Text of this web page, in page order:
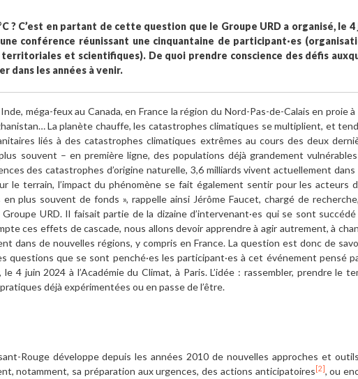
? C’est en partant de cette question que le Groupe URD a organisé, le 4
conférence réunissant une cinquantaine de participant·es
et scientifiques). De quoi prendre conscience des défis
dans les années à venir.
méga-feux au Canada, en France la région du Nord-Pas-de-Calais en proie à
La planète chauffe, les catastrophes climatiques se multiplient, et
liés à des catastrophes climatiques extrêmes au cours des deux
souvent – en première ligne, des populations déjà grandement
des catastrophes d’origine naturelle, 3,6 milliards vivent actuellement dans
le terrain, l’impact du phénomène se fait également sentir pour les acteurs
plus souvent de fonds », rappelle ainsi Jérôme Faucet, chargé de
URD. Il faisait partie de la dizaine d’intervenant·es qui se sont succédé
ces effets de cascade, nous allons devoir apprendre à agir autrement, à
de nouvelles régions, y compris en France. La question est donc de
questions que se sont penché·es les participant·es à cet événement pensé
, le 4 juin 2024 à l’Académie du Climat, à Paris. L’idée : rassembler, prendre le
déjà expérimentées ou en passe de l’être.
Rouge développe depuis les années 2010 de nouvelles approches et
notamment, sa préparation aux urgences, des actions anticipatoires [2], ou